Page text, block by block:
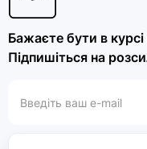
Бажаєте бути в
Підпишіться на